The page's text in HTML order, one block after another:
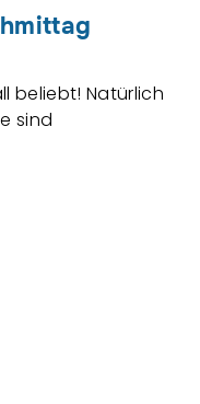
beliebt! Natürlich
sind